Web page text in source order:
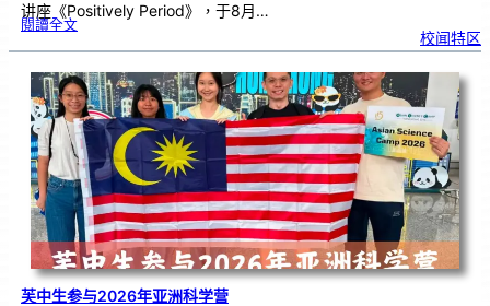
讲座《Positively Period》，于8月…
閱讀全文:月
健
康
座
告
别
生
理
期
焦
虑
！
校闻特区
芙中生参与2026年亚洲科学营